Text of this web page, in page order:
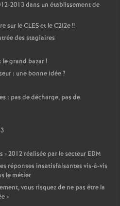
2013 dans un établissement de
sur leCLESet le C2I2e!!
des stagiaires
le grand bazar!
: une bonne idée?
: pas de décharge, pas de
» 2012 réalisée par le secteur EDM
réponses insatisfaisantes vis-à-vis
le métier
vous risquez de ne pas être la
»